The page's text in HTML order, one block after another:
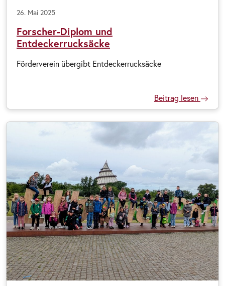
26. Mai 2025
Forscher-Diplom und
Entdeckerrucksäcke
Förderverein übergibt Entdeckerrucksäcke
Beitrag lesen